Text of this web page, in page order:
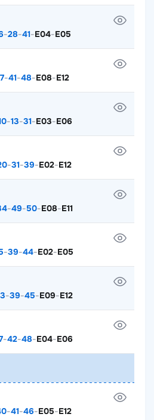
-28-41-E04-E05
-41-48-E08-E12
-13-31-E03-E06
-31-39-E02-E12
-49-50-E08-E11
-39-44-E02-E05
-39-45-E09-E12
-42-48-E04-E06
-41-46-E05-E12